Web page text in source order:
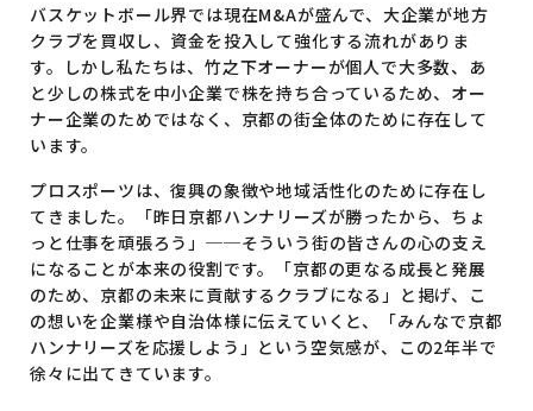
バスケットボール界では現在M&Aが盛んで、大企業が地方
クラブを買収し、資金を投入して強化する流れがありま
す。しかし私たちは、竹之下オーナーが個人で大多数、あ
と少しの株式を中小企業で株を持ち合っているため、オー
ナー企業のためではなく、京都の街全体のために存在して
います。
プロスポーツは、復興の象徴や地域活性化のために存在し
てきました。「昨日京都ハンナリーズが勝ったから、ちょ
っと仕事を頑張ろう」──そういう街の皆さんの心の支え
になることが本来の役割です。「京都の更なる成長と発展
のため、京都の未来に貢献するクラブになる」と掲げ、こ
の想いを企業様や自治体様に伝えていくと、「みんなで京都
ハンナリーズを応援しよう」という空気感が、この2年半で
徐々に出てきています。